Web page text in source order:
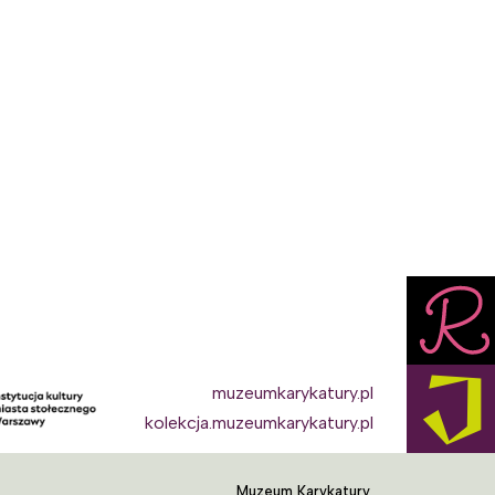
Stopka
muzeumkarykatury.pl
kolekcja.muzeumkarykatury.pl
Muzeum Karykatury